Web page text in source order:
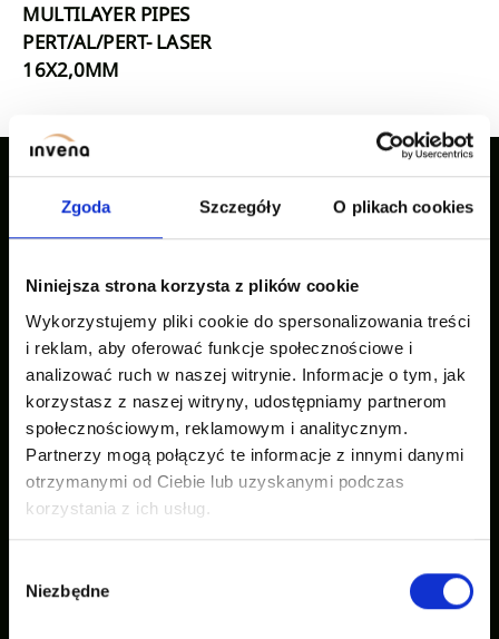
Zgoda Szczegóły O plikach cookies
Niniejsza strona korzysta z plików cookie
Wykorzystujemy pliki cookie do spersonalizowania treści
i reklam, aby oferować funkcje społecznościowe i
analizować ruch w naszej witrynie. Informacje o tym, jak
korzystasz z naszej witryny, udostępniamy partnerom
społecznościowym, reklamowym i analitycznym.
Partnerzy mogą połączyć te informacje z innymi danymi
otrzymanymi od Ciebie lub uzyskanymi podczas
korzystania z ich usług.
zgody
Niezbędne
MULTILAYER PIPES
PERT/AL/PERT- LASER
16X2,0MM
Our inspirations